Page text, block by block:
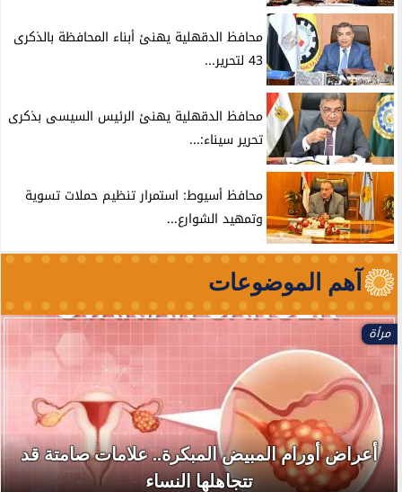
محافظ الدقهلية يهنئ أبناء المحافظة بالذكرى
43 لتحرير...
محافظ الدقهلية يهنئ الرئيس السيسى بذكرى
تحرير سيناء:...
محافظ أسيوط: استمرار تنظيم حملات تسوية
وتمهيد الشوارع...
آهم الموضوعات
مرأة
أعراض أورام المبيض المبكرة.. علامات صامتة قد
تتجاهلها النساء